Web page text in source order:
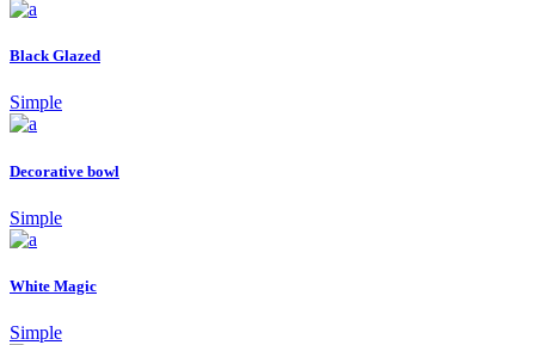
Black Glazed
Simple
Decorative bowl
Simple
White Magic
Simple